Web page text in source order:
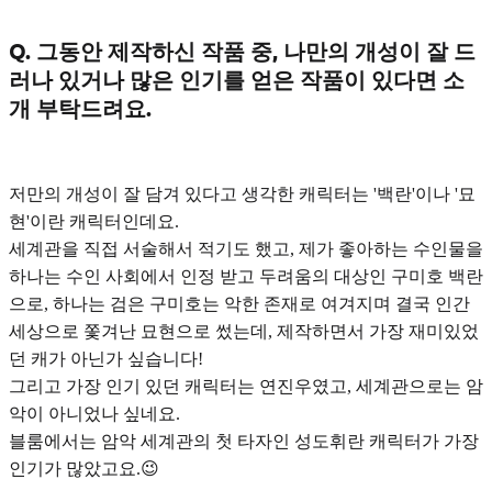
Q. 그동안 제작하신 작품 중, 나만의 개성이 잘 드
러나 있거나 많은 인기를 얻은 작품이 있다면 소
개 부탁드려요.
저만의 개성이 잘 담겨 있다고 생각한 캐릭터는 '백란'이나 '묘
현'이란 캐릭터인데요.
세계관을 직접 서술해서 적기도 했고, 제가 좋아하는 수인물을
하나는 수인 사회에서 인정 받고 두려움의 대상인 구미호 백란
으로, 하나는 검은 구미호는 악한 존재로 여겨지며 결국 인간
세상으로 쫓겨난 묘현 으로 썼는데, 제작하면서 가장 재미있었
던 캐가 아닌가 싶습니다!
그리고 가장 인기 있던 캐릭터는 연진우였고, 세계관으로는 암
악이 아니었나 싶네요.
블룸에서는 암악 세계관의 첫 타자인 성도휘 란 캐릭터가 가장
인기가 많았고요.😉